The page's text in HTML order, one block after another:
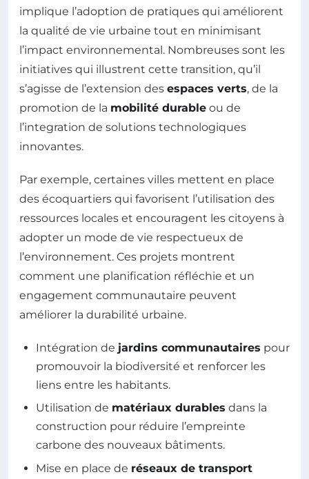
implique l’adoption de pratiques qui améliorent
la qualité de vie urbaine tout en minimisant
l’impact environnemental. Nombreuses sont les
initiatives qui illustrent cette transition, qu’il
s’agisse de l’extension des espaces verts, de la
promotion de la mobilité durable ou de
l’integration de solutions technologiques
innovantes.
Par exemple, certaines villes mettent en place
des écoquartiers qui favorisent l’utilisation des
ressources locales et encouragent les citoyens à
adopter un mode de vie respectueux de
l’environnement. Ces projets montrent
comment une planification réfléchie et un
engagement communautaire peuvent
améliorer la durabilité urbaine.
Intégration de jardins communautaires pour
promouvoir la biodiversité et renforcer les
liens entre les habitants.
Utilisation de matériaux durables dans la
construction pour réduire l’empreinte
carbone des nouveaux bâtiments.
Mise en place de réseaux de transport